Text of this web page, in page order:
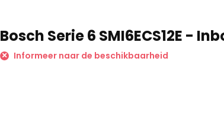
Bosch Serie 6 SMI6ECS12E -
Informeer naar de beschikbaarheid